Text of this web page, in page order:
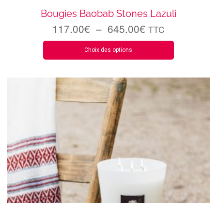
Bougies Baobab Stones Lazuli
117.00€ – 645.00€ TTC
Choix des options